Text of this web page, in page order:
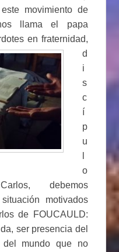
movimiento de
llama el papa
en fraternidad,
d
i
s
c
í
p
u
o
debemos
motivados
de FOUCAULD:
ser presencia del
mundo que no